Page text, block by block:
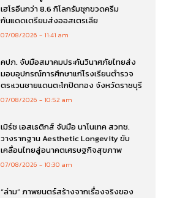
เฮโรอีนกว่า 8.6 กิโลกรัมซุกขวดครีม
กันแดดเตรียมส่งออสเตรเลีย
07/08/2026 11:41 am
คปภ. จับมือสมาคมประกันวินาศภัยไทยส่ง
มอบอุปกรณ์การศึกษาแก่โรงเรียนตำรวจ
ตระเวนชายแดนตะโกปิดทอง จังหวัดราชบุรี
07/08/2026 10:52 am
เมิร์ซ เอสเธติกส์ จับมือ นาโนเทค สวทช.
วางรากฐาน Aesthetic Longevity ขับ
เคลื่อนไทยสู่อนาคตเศรษฐกิจสุขภาพ
07/08/2026 10:30 am
“ล่าม” ภาพยนตร์สร้างจากเรื่องจริงของ